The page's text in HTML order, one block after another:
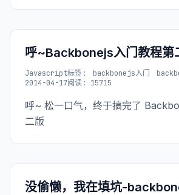
呼~Backbonejs入门教程第
Javascript标签: backbonejs入门
2014-04-17阅读: 15715
呼~ 松一口气，终于搞完了
二版
没偷懒，我在填坑-